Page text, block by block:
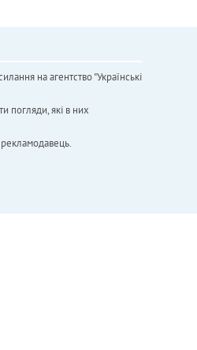
на агентство "Українськi
погляди, які в них
рекламодавець.